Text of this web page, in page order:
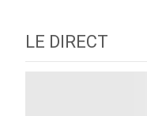
LE DIRECT